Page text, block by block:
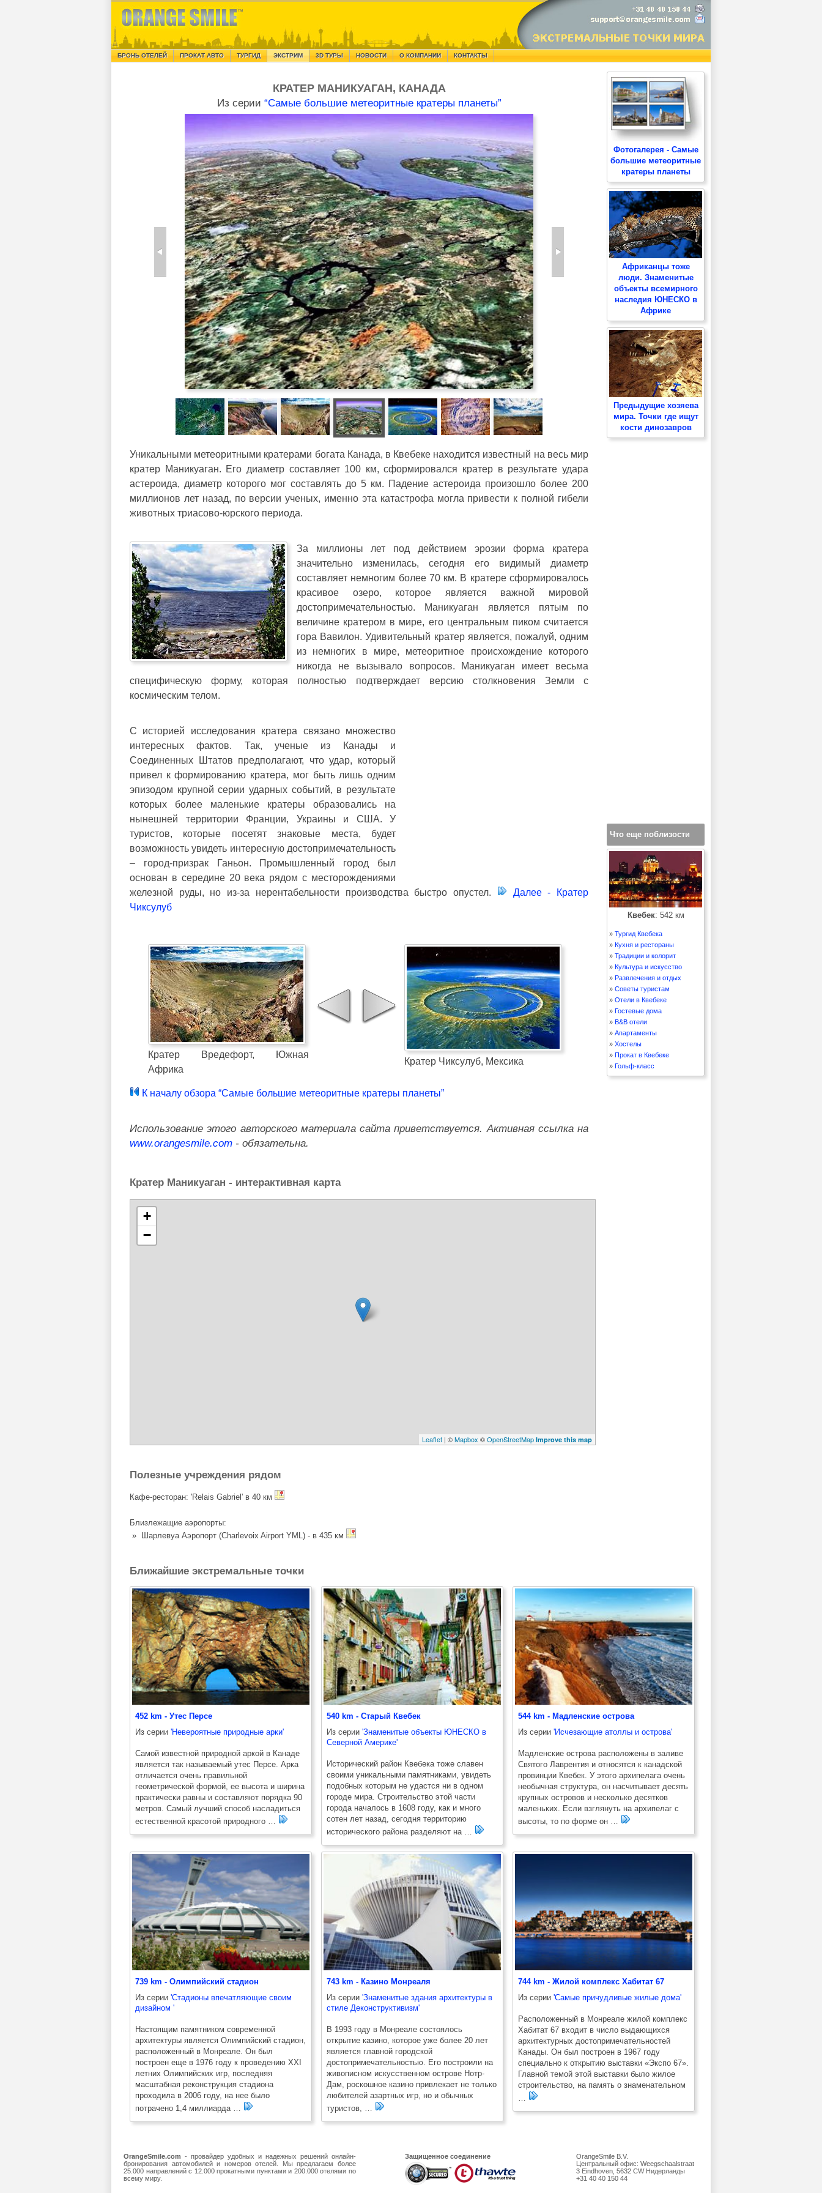
БРОНЬ ОТЕЛЕЙ ПРОКАТ АВТО ТУРГИД ЭКСТРИМ 3D ТУРЫ НОВОСТИ О КОМПАНИИ КОНТАКТЫ
КРАТЕР МАНИКУАГАН, КАНАДА
Из серии “Самые большие метеоритные кратеры планеты”
Уникальными метеоритными кратерами богата Канада, в Квебеке находится известный на весь мир
кратер Маникуаган. Его диаметр составляет 100 км, сформировался кратер в результате удара
астероида, диаметр которого мог составлять до 5 км. Падение астероида произошло более 200
миллионов лет назад, по версии ученых, именно эта катастрофа могла привести к полной гибели
животных триасово-юрского периода.
За миллионы лет под действием эрозии форма кратера
значительно изменилась, сегодня его видимый диаметр
составляет немногим более 70 км. В кратере сформировалось
красивое озеро, которое является важной мировой
достопримечательностью. Маникуаган является пятым по
величине кратером в мире, его центральным пиком считается
гора Вавилон. Удивительный кратер является, пожалуй, одним
из немногих в мире, метеоритное происхождение которого
никогда не вызывало вопросов. Маникуаган имеет весьма
специфическую форму, которая полностью подтверждает версию столкновения Земли с
космическим телом.
С историей исследования кратера связано множество
интересных фактов. Так, ученые из Канады и
Соединенных Штатов предполагают, что удар, который
привел к формированию кратера, мог быть лишь одним
эпизодом крупной серии ударных событий, в результате
которых более маленькие кратеры образовались на
нынешней территории Франции, Украины и США. У
туристов, которые посетят знаковые места, будет
возможность увидеть интересную достопримечательность
– город-призрак Ганьон. Промышленный город был
основан в середине 20 века рядом с месторождениями
железной руды, но из-за нерентабельности производства быстро опустел.
Далее - Кратер
Чиксулуб
Кратер Вредефорт, Южная
Африка
Кратер Чиксулуб, Мексика
К началу обзора “Самые большие метеоритные кратеры планеты”
Использование этого авторского материала сайта приветствуется. Активная ссылка на
www.orangesmile.com - обязательна.
Кратер Маникуаган - интерактивная карта
+
−
Leaflet | ©Mapbox ©OpenStreetMap Improve this map
Полезные учреждения рядом
Кафе-ресторан: 'Relais Gabriel' в 40 км
Близлежащие аэропорты:
» Шарлевуа Аэропорт (Charlevoix Airport YML) - в 435 км
Фотогалерея - Самые
большие метеоритные
кратеры планеты
Африканцы тоже
люди. Знаменитые
объекты всемирного
наследия ЮНЕСКО в
Африке
Предыдущие хозяева
мира. Точки где ищут
кости динозавров
Что еще поблизости
Квебек: 542 км
» Тургид Квебека
» Кухня и рестораны
» Традиции и колорит
» Культура и искусство
» Развлечения и отдых
» Советы туристам
» Отели в Квебеке
» Гостевые дома
» B&B отели
» Апартаменты
» Хостелы
» Прокат в Квебеке
» Гольф-класс
Ближайшие экстремальные точки
452 km - Утес Персе
Из серии 'Невероятные природные арки'
Самой известной природной аркой в Канаде
является так называемый утес Персе. Арка
отличается очень правильной
геометрической формой, ее высота и ширина
практически равны и составляют порядка 90
метров. Самый лучший способ насладиться
естественной красотой природного …
540 km - Старый Квебек
Из серии 'Знаменитые объекты ЮНЕСКО в
Северной Америке'
Исторический район Квебека тоже славен
своими уникальными памятниками, увидеть
подобных которым не удастся ни в одном
городе мира. Строительство этой части
города началось в 1608 году, как и много
сотен лет назад, сегодня территорию
исторического района разделяют на …
544 km - Мадленские острова
Из серии 'Исчезающие атоллы и острова'
Мадленские острова расположены в заливе
Святого Лаврентия и относятся к канадской
провинции Квебек. У этого архипелага очень
необычная структура, он насчитывает десять
крупных островов и несколько десятков
маленьких. Если взглянуть на архипелаг с
высоты, то по форме он …
739 km - Олимпийский стадион
Из серии 'Стадионы впечатляющие своим
дизайном '
Настоящим памятником современной
архитектуры является Олимпийский стадион,
расположенный в Монреале. Он был
построен еще в 1976 году к проведению XXI
летних Олимпийских игр, последняя
масштабная реконструкция стадиона
проходила в 2006 году, на нее было
потрачено 1,4 миллиарда …
743 km - Казино Монреаля
Из серии 'Знаменитые здания архитектуры в
стиле Деконструктивизм'
В 1993 году в Монреале состоялось
открытие казино, которое уже более 20 лет
является главной городской
достопримечательностью. Его построили на
живописном искусственном острове Нотр-
Дам, роскошное казино привлекает не только
любителей азартных игр, но и обычных
туристов, …
744 km - Жилой комплекс Хабитат 67
Из серии 'Самые причудливые жилые дома'
Расположенный в Монреале жилой комплекс
Хабитат 67 входит в число выдающихся
архитектурных достопримечательностей
Канады. Он был построен в 1967 году
специально к открытию выставки «Экспо 67».
Главной темой этой выставки было жилое
строительство, на память о знаменательном
…
OrangeSmile.com - провайдер удобных и надежных решений онлайн-
бронирования автомобилей и номеров отелей. Мы предлагаем более
25.000 направлений с 12.000 прокатными пунктами и 200.000 отелями по
всему миру.
Защищенное соединение
OrangeSmile B.V.
Центральный офис: Weegschaalstraat
3 Eindhoven 5632 CW Нидерланды
+31 40 40 150 44